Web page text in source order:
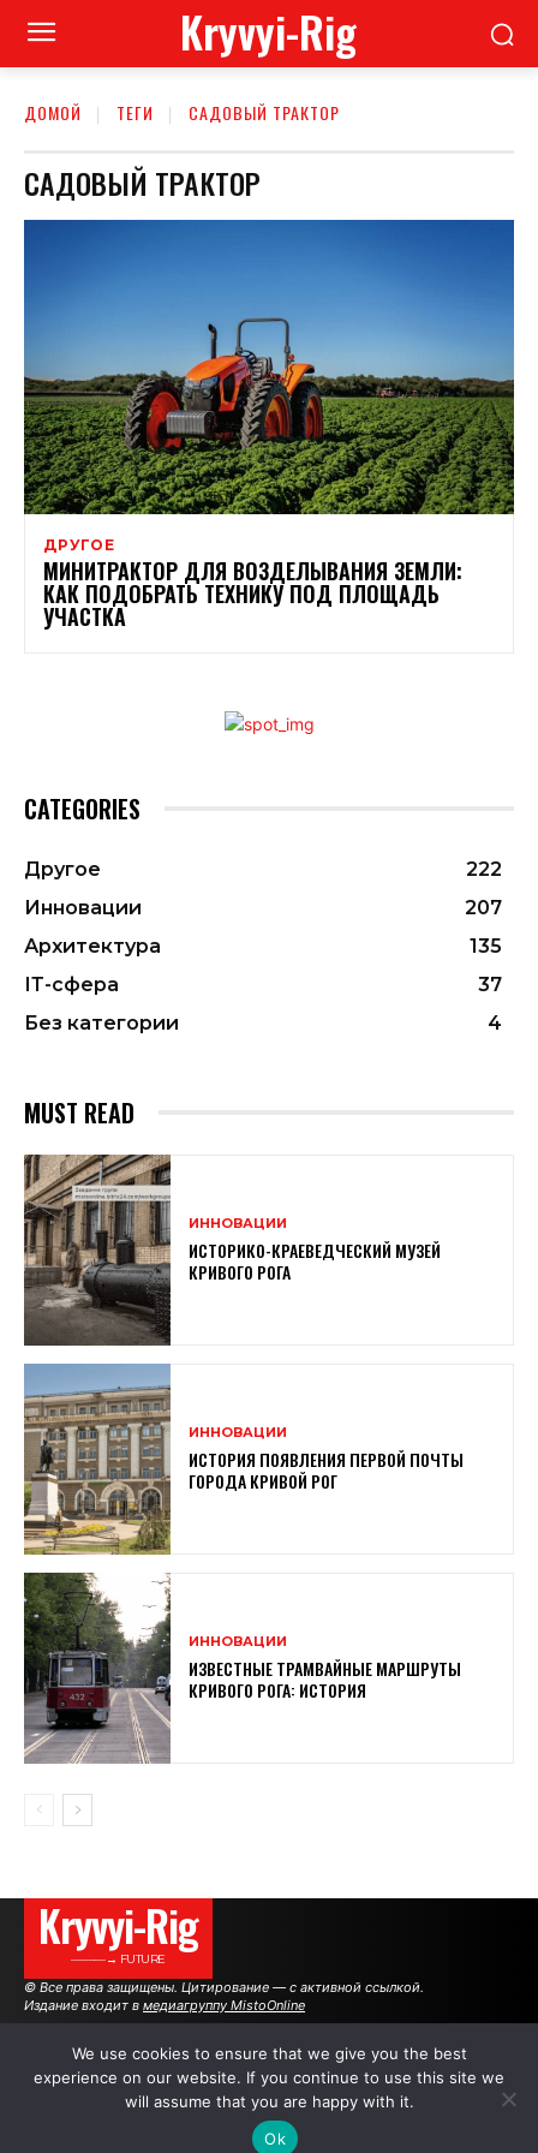
Kryvyi-Rig
ДОМОЙ ТЕГИ САДОВЫЙ ТРАКТОР
САДОВЫЙ ТРАКТОР
ДРУГОЕ
МИНИТРАКТОР ДЛЯ ВОЗДЕЛЫВАНИЯ ЗЕМЛИ:
КАК ПОДОБРАТЬ ТЕХНИКУ ПОД ПЛОЩАДЬ
УЧАСТКА
CATEGORIES
Другое
222
Инновации
207
Архитектура
135
ІТ-сфера
37
Без категории
4
MUST READ
ИННОВАЦИИ
ИСТОРИКО-КРАЕВЕДЧЕСКИЙ МУЗЕЙ
КРИВОГО РОГА
ИННОВАЦИИ
ИСТОРИЯ ПОЯВЛЕНИЯ ПЕРВОЙ ПОЧТЫ
ГОРОДА КРИВОЙ РОГ
ИННОВАЦИИ
ИЗВЕСТНЫЕ ТРАМВАЙНЫЕ МАРШРУТЫ
КРИВОГО РОГА: ИСТОРИЯ
Kryvyi-Rig
———→ FUTURE
© Все права защищены. Цитирование — с активной ссылкой.
Издание входит в медиагруппу MistoOnline
АВТОРЫ РЕКЛАМА НА САЙТЕ
We use cookies to ensure that we give you the best
experience on our website. If you continue to use this site we
will assume that you are happy with it.
Ok